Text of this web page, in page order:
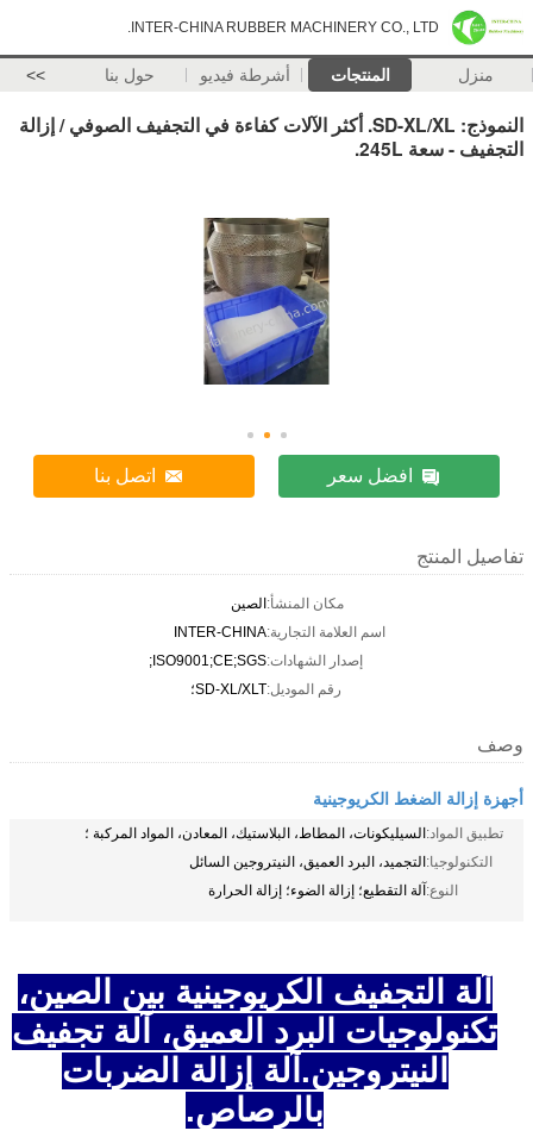
INTER-CHINA RUBBER MACHINERY CO., LTD.
منزل المنتجات أشرطة فيديو حول بنا >>
النموذج: SD-XL/XL. أكثر الآلات كفاءة في التجفيف الصوفي / إزالة
التجفيف - سعة 245L.
افضل سعر اتصل بنا
تفاصيل المنتج
مكان المنشأ:الصين
اسم العلامة التجارية:INTER-CHINA
إصدار الشهادات:ISO9001;CE;SGS;
رقم الموديل:SD-XL/XLT؛
وصف
أجهزة إزالة الضغط الكريوجينية
تطبيق المواد:السيليكونات، المطاط، البلاستيك، المعادن، المواد المركبة ؛
التكنولوجيا:التجميد، البرد العميق، النيتروجين السائل
النوع:آلة التقطيع؛ إزالة الضوء؛ إزالة الحرارة
آلة التجفيف الكريوجينية بين الصين،
تكنولوجيات البرد العميق، آلة تجفيف
النيتروجين. آلة إزالة الضربات
بالرصاص.